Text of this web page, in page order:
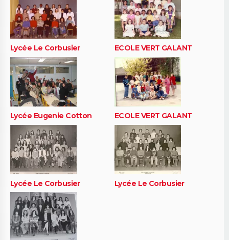
Lycée Le Corbusier ECOLE VERT GALANT
Lycée Eugenie Cotton ECOLE VERT GALANT
Lycée Le Corbusier Lycée Le Corbusier